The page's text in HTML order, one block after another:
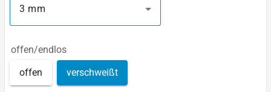
3 mm
offen/endlos
offen verschweißt